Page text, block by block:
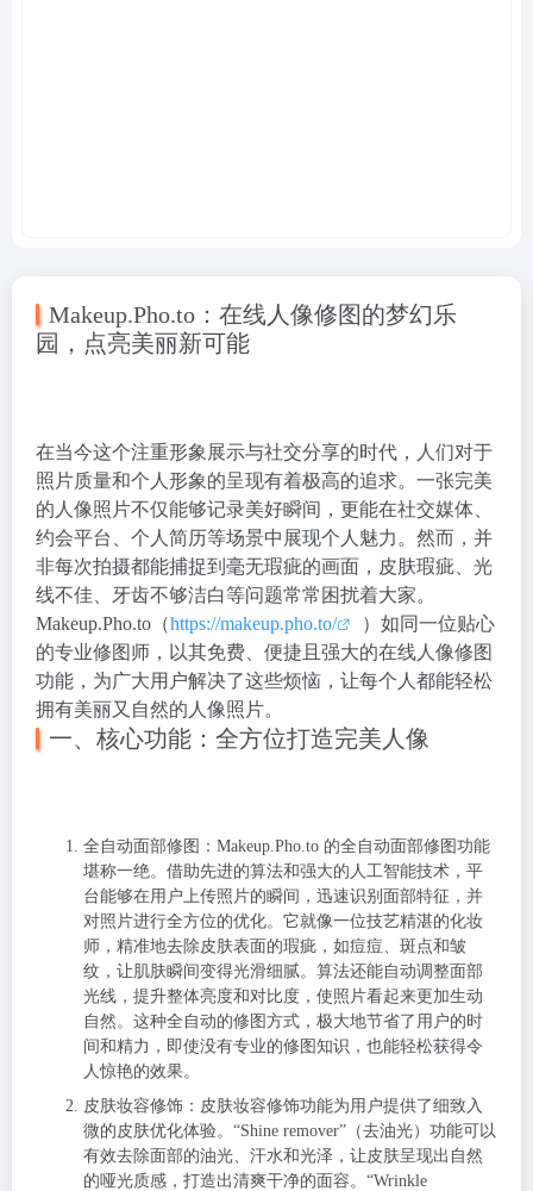
Makeup.Pho.to：在线人像修图的梦幻乐
园，点亮美丽新可能
在当今这个注重形象展示与社交分享的时代，人们对于
照片质量和个人形象的呈现有着极高的追求。一张完美
的人像照片不仅能够记录美好瞬间，更能在社交媒体、
约会平台、个人简历等场景中展现个人魅力。然而，并
非每次拍摄都能捕捉到毫无瑕疵的画面，皮肤瑕疵、光
线不佳、牙齿不够洁白等问题常常困扰着大家。
Makeup.Pho.to（https://makeup.pho.to/
）如同一位贴心
的专业修图师，以其免费、便捷且强大的在线人像修图
功能，为广大用户解决了这些烦恼，让每个人都能轻松
拥有美丽又自然的人像照片。
一、核心功能：全方位打造完美人像
全自动面部修图 ：Makeup.Pho.to 的全自动面部修图功能
堪称一绝。借助先进的算法和强大的人工智能技术，平
台能够在用户上传照片的瞬间，迅速识别面部特征，并
对照片进行全方位的优化。它就像一位技艺精湛的化妆
师，精准地去除皮肤表面的瑕疵，如痘痘、斑点和皱
纹，让肌肤瞬间变得光滑细腻。算法还能自动调整面部
光线，提升整体亮度和对比度，使照片看起来更加生动
自然。这种全自动的修图方式，极大地节省了用户的时
间和精力，即使没有专业的修图知识，也能轻松获得令
人惊艳的效果。
皮肤妆容修饰 ：皮肤妆容修饰功能为用户提供了细致入
微的皮肤优化体验。“Shine remover”（去油光）功能可以
有效去除面部的油光、汗水和光泽，让皮肤呈现出自然
的哑光质感，打造出清爽干净的面容。“Wrinkle